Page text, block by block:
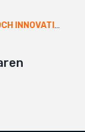
INNOVATION